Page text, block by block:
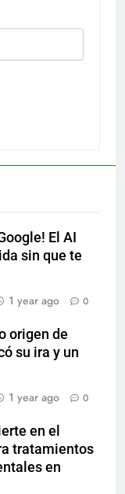
El AI
sin que te
1 year ago 0
origen de
su ira y un
1 year ago 0
en el
tratamientos
en